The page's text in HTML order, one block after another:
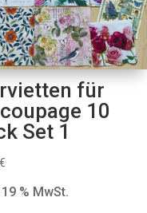
für
10
Set 1
€
% MwSt.